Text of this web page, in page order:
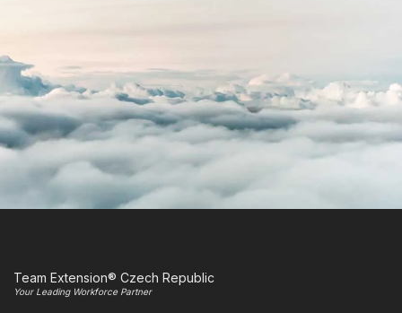
Team Extension® Czech Republic
Your Leading Workforce Partner